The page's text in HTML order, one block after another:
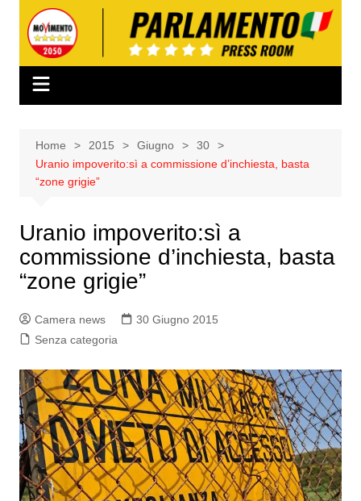
contenuto
Home 2015 Giugno
30
Uranio impoverito:sì a commissione d’inchiesta, basta
“zone grigie”
Uranio impoverito:sì a
commissione d’inchiesta, basta
“zone grigie”
Camera news
30 Giugno 2015
Senza categoria